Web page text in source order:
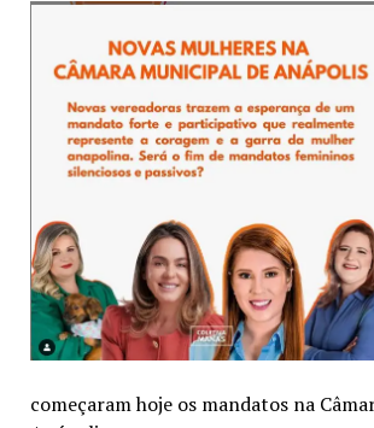
começaram hoje os mandatos na